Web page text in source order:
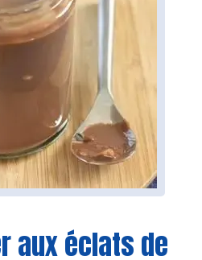
aux éclats de